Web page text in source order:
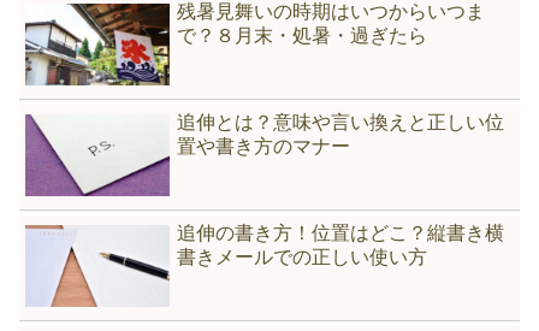
残暑見舞いの時期はいつからいつま
で？８月末・処暑・過ぎたら
追伸とは？意味や言い換えと正しい位
置や書き方のマナー
追伸の書き方！位置はどこ？縦書き横
書きメールでの正しい使い方